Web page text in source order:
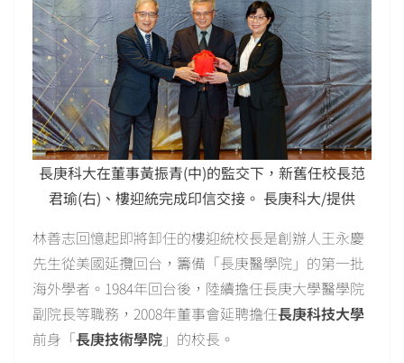
長庚科大在董事黃振青(中)的監交下，新舊任校長范
君瑜(右)、樓迎統完成印信交接。 長庚科大/提供
林善志回憶起即將卸任的樓迎統校長是創辦人王永慶
先生從美國延攬回台，籌備「長庚醫學院」的第一批
海外學者。1984年回台後，陸續擔任長庚大學醫學院
副院長等職務，2008年董事會延聘擔任長庚科技大學
前身「長庚技術學院 」的校長。